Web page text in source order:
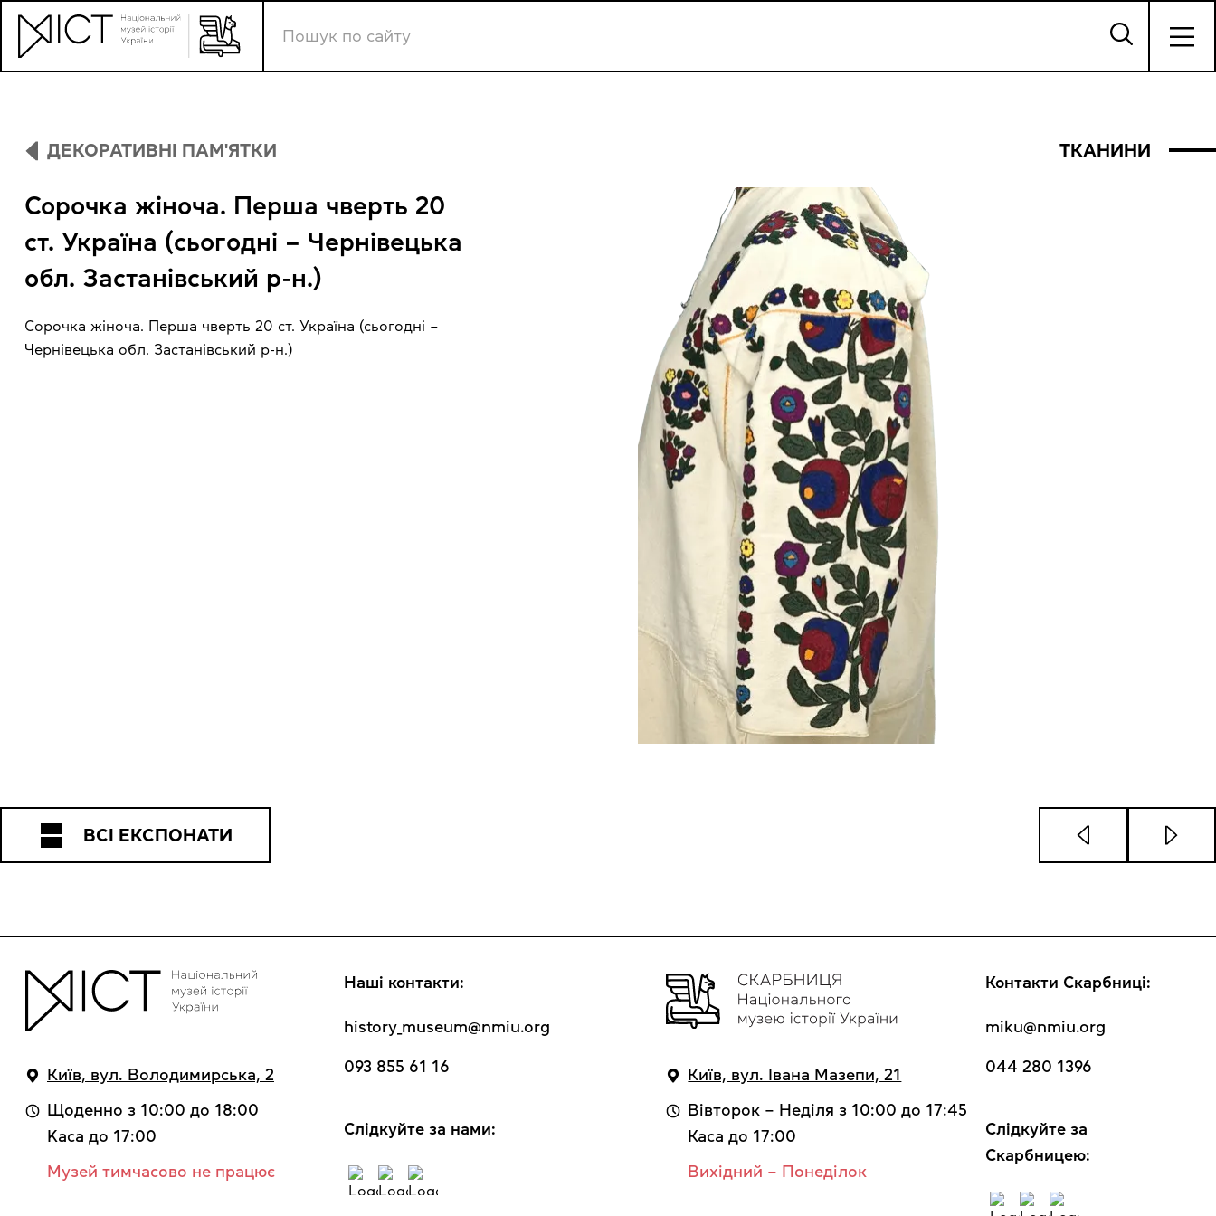
ДЕКОРАТИВНІ ПАМ'ЯТКИ ТКАНИНИ
Сорочка жіноча. Перша чверть 20
ст. Україна (сьогодні – Чернівецька
обл. Застанівський р-н.)
Сорочка жіноча. Перша чверть 20 ст. Україна (сьогодні –
Чернівецька обл. Застанівський р-н.)
ВСІ ЕКСПОНАТИ
Київ, вул. Володимирська, 2
Щоденно з 10:00 до 18:00
Kaca до 17:00
Музей тимчасово не працює
Наші контакти:
history_museum@nmiu.org
093 855 61 16
Cлідкуйте за нами:
Київ, вул. Івана Мазепи, 21
Вівторок – Неділя з 10:00 до 17:45
Каса до 17:00
Вихідний – Понеділок
Контакти Скарбниці:
miku@nmiu.org
044 280 1396
Cлідкуйте за
Скарбницею: